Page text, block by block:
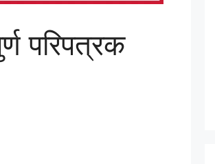
परिपत्रक